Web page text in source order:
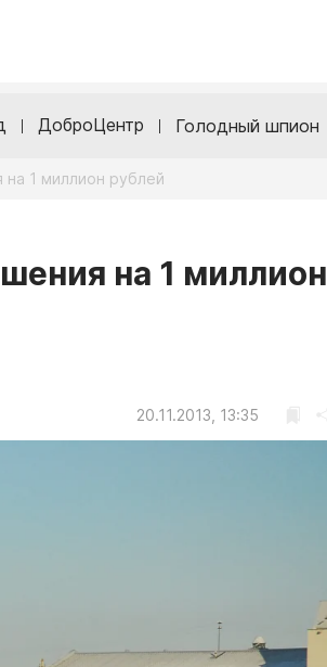
ДоброЦентр Голодный шпион
на 1 миллион рублей
на 1 миллион
20.11.2013, 13:35